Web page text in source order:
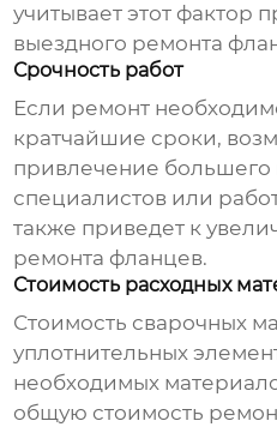
учитывает этот фактор
выездного ремонта
Срочность работ
Если ремонт
кратчайшие сроки,
привлечение большего
специалистов или
также приведет к
ремонта фланцев.
Стоимость расходных
Стоимость сварочных
уплотнительных
необходимых
общую стоимость